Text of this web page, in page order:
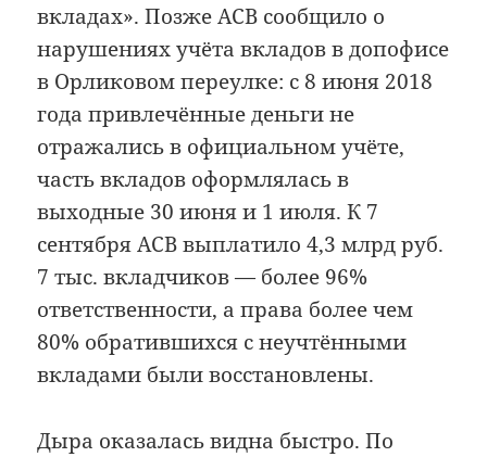
вкладах». Позже АСВ сообщило о
нарушениях учёта вкладов в допофисе
в Орликовом переулке: с 8 июня 2018
года привлечённые деньги не
отражались в официальном учёте,
часть вкладов оформлялась в
выходные 30 июня и 1 июля. К 7
сентября АСВ выплатило 4,3 млрд руб.
7 тыс. вкладчиков — более 96%
ответственности, а права более чем
80% обратившихся с неучтёнными
вкладами были восстановлены.
Дыра оказалась видна быстро. По